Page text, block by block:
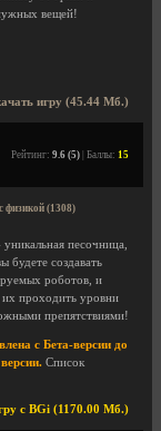
вещей!
игру (45.44 Мб.)
Рейтинг: 9.6 (5) | Баллы: 15
физикой (1308)
уникальная песочница,
будете создавать
роботов, и
их проходить уровни
препятствиями!
с Бета-версии до
Список
с BGi (1170.00 Мб.)